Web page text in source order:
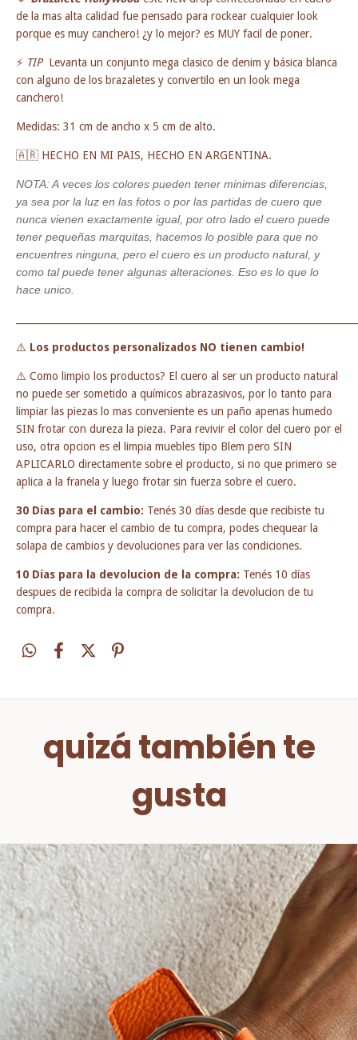
de la mas alta calidad fue pensado para rockear cualquier look
porque es muy canchero! ¿y lo mejor? es MUY facil de poner.
⚡ ​ TIP Levanta un conjunto mega clasico de denim y básica blanca
con alguno de los brazaletes y convertilo en un look mega
canchero!
Medidas: 31 cm de ancho x 5 cm de alto.
🇦🇷 HECHO EN MI PAIS, HECHO EN ARGENTINA.
NOTA: A veces los colores pueden tener minimas diferencias,
ya sea por la luz en las fotos o por las partidas de cuero que
nunca vienen exactamente igual, por otro lado el cuero puede
tener pequeñas marquitas, hacemos lo posible para que no
encuentres ninguna, pero el cuero es un producto natural, y
como tal puede tener algunas alteraciones. Eso es lo que lo
hace unico.
⚠️ Los productos personalizados NO tienen cambio!
⚠️ Como limpio los productos? El cuero al ser un producto natural
no puede ser sometido a químicos abrazasivos, por lo tanto para
limpiar las piezas lo mas conveniente es un paño apenas humedo
SIN frotar con dureza la pieza. Para revivir el color del cuero por el
uso, otra opcion es el limpia muebles tipo Blem pero SIN
APLICARLO directamente sobre el producto, si no que primero se
aplica a la franela y luego frotar sin fuerza sobre el cuero.
30 Días para el cambio: Tenés 30 días desde que recibiste tu
compra para hacer el cambio de tu compra, podes chequear la
solapa de cambios y devoluciones para ver las condiciones.
10 Días para la devolucion de la compra: Tenés 10 días
despues de recibida la compra de solicitar la devolucion de tu
compra.
quizá también te
gusta